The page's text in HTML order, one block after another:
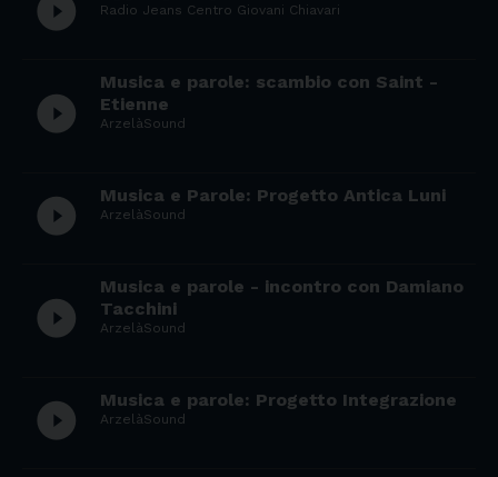
play_circle_filled Radio Jeans Centro Giovani Chiavari
play_circle_filled
Musica e parole: scambio con Saint -
Etienne
ArzelàSound
play_circle_filled Musica e Parole: Progetto Antica Luni
ArzelàSound
play_circle_filled
Musica e parole - incontro con Damiano
Tacchini
ArzelàSound
play_circle_filled Musica e parole: Progetto Integrazione
ArzelàSound